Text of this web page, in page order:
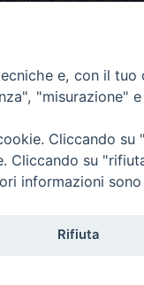
Cookie Policy
e, con il
"misurazione"
Cliccando
Cliccando su
informazioni
Rifiuta